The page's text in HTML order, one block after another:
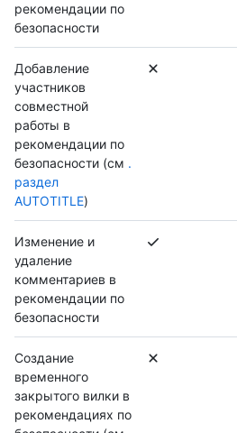
рекомендации по
безопасности
Добавление
участников
совместной
работы в
рекомендации по
безопасности (см .
раздел
AUTOTITLE)
Изменение и
удаление
комментариев в
рекомендации по
безопасности
Создание
временного
закрытого вилки в
рекомендациях по